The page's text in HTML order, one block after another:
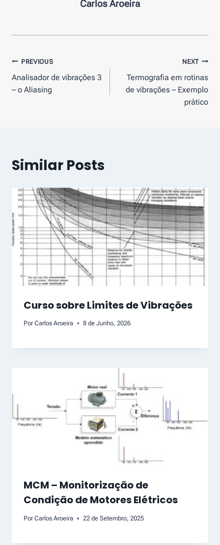
Carlos Aroeira
Navegação
de
PREVIOUS
Analisador de vibrações 3
– o Aliasing
NEXT
Termografia em rotinas
de vibrações – Exemplo
prático
Similar Posts
Curso sobre Limites de Vibrações
Por Carlos Aroeira 8 de Junho, 2026
MCM – Monitorização de
Condição de Motores Elétricos
Por Carlos Aroeira 22 de Setembro, 2025